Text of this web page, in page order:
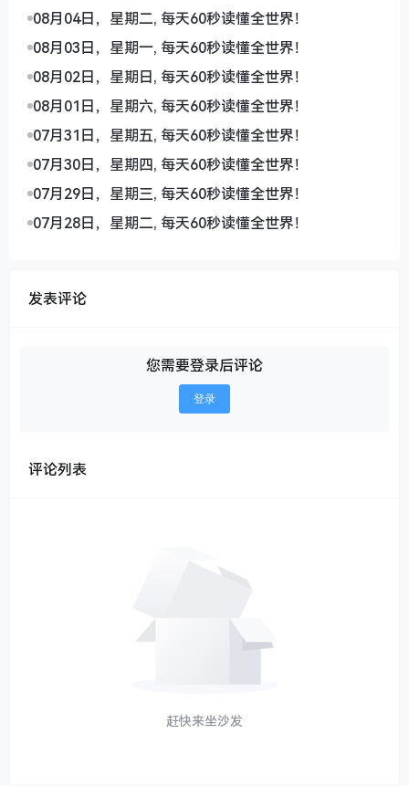
08月04日，星期二, 每天60秒读懂全世界！
08月03日，星期一, 每天60秒读懂全世界！
08月02日，星期日, 每天60秒读懂全世界！
08月01日，星期六, 每天60秒读懂全世界！
07月31日，星期五, 每天60秒读懂全世界！
07月30日，星期四, 每天60秒读懂全世界！
07月29日，星期三, 每天60秒读懂全世界！
07月28日，星期二, 每天60秒读懂全世界！
发表评论
您需要登录后评论
登录
评论列表
赶快来坐沙发